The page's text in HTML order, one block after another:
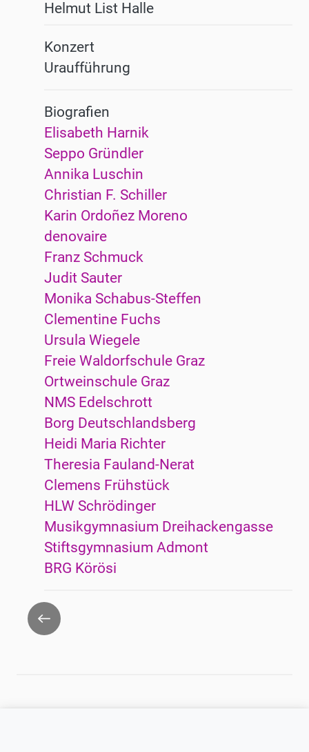
Helmut List Halle
Konzert
Uraufführung
Biografien
Elisabeth Harnik
Seppo Gründler
Annika Luschin
Christian F. Schiller
Karin Ordoñez Moreno
denovaire
Franz Schmuck
Judit Sauter
Monika Schabus-Steffen
Clementine Fuchs
Ursula Wiegele
Freie Waldorfschule Graz
Ortweinschule Graz
NMS Edelschrott
Borg Deutschlandsberg
Heidi Maria Richter
Theresia Fauland-Nerat
Clemens Frühstück
HLW Schrödinger
Musikgymnasium Dreihackengasse
Stiftsgymnasium Admont
BRG Körösi
Zurück